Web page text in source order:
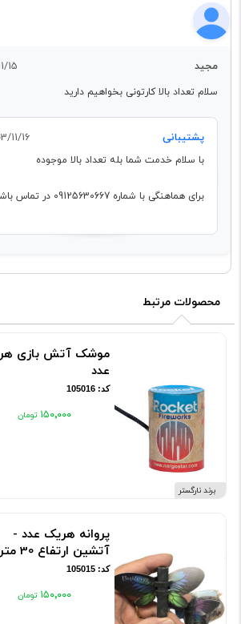
مجید 15
سلام تعداد بالا کارتونی بخواهیم دارید
پشتیبانی 11/16
با سلام خدمت شما بله تعداد بالا موجوده
برای هماهنگی با شماره 09125630667 در تماس باشید.
محصولات مرتبط
برند نارگستر
موشک آتش بازی
عدد
کد: 105016
۱۵۰٬۰۰۰
پروانه هریک عدد -
آتشین ارتفاع 30 متر
کد: 105015
۱۵۰٬۰۰۰